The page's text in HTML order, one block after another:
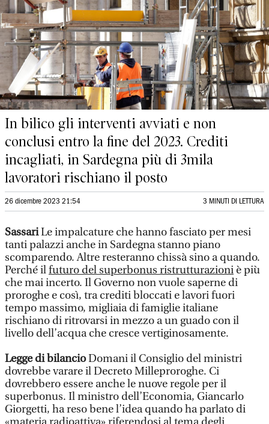
In bilico gli interventi avviati e non
conclusi entro la fine del 2023. Crediti
incagliati, in Sardegna più di 3mila
lavoratori rischiano il posto
26 dicembre 2023 21:54 3 MINUTI DI LETTURA
SassariLe impalcature che hanno fasciato per mesi
tanti palazzi anche in Sardegna stanno piano
scomparendo. Altre resteranno chissà sino a quando.
Perché ilfuturo del superbonus ristrutturazioni è più
che mai incerto. Il Governo non vuole saperne di
proroghe e così, tra crediti bloccati e lavori fuori
tempo massimo, migliaia di famiglie italiane
rischiano di ritrovarsi in mezzo a un guado con il
livello dell’acqua che cresce vertiginosamente.
Legge di bilancioDomani il Consiglio del ministri
dovrebbe varare il Decreto Milleproroghe. Ci
dovrebbero essere anche le nuove regole per il
superbonus. Il ministro dell’Economia, Giancarlo
Giorgetti, ha reso bene l’idea quando ha parlato di